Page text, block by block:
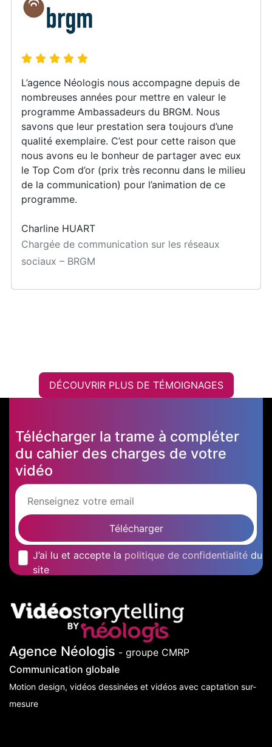
L’agence Néologis nous accompagne depuis de
nombreuses années pour mettre en valeur le
programme Ambassadeurs du BRGM. Nous
savons que leur prestation sera toujours d’une
qualité exemplaire. C’est pour cette raison que
nous avons eu le bonheur de partager avec eux
le Top Com d’or (prix très reconnu dans le milieu
de la communication) pour l’animation de ce
programme.
Charline HUART
Chargée de communication sur les réseaux
sociaux – BRGM
DÉCOUVRIR PLUS DE TÉMOIGNAGES
Télécharger la trame à compléter
du cahier des charges de votre
vidéo
Télécharger
J’ai lu et accepte la politique de confidentialité du
site
Agence Néologis - groupe CMRP
Communication globale
Motion design, vidéos dessinées et vidéos avec captation sur-
mesure